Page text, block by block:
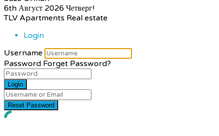
6th Август 2026 Четверг!
TLV Apartments Real estate
Login
Username
Password Forget Password?
Login
Reset Password